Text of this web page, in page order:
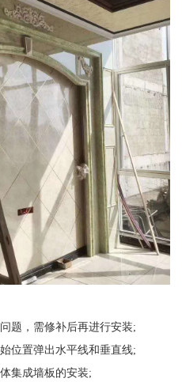
题，需修补后再进行安装;
位置弹出水平线和垂直线;
集成墙板的安装;